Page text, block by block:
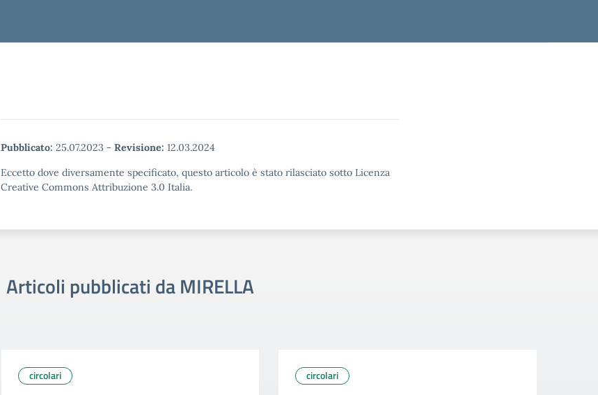
Pubblicato: 25.07.2023 - Revisione: 12.03.2024
Eccetto dove diversamente specificato, questo articolo è stato rilasciato sotto Licenza
Creative Commons Attribuzione 3.0 Italia.
Articoli pubblicati da MIRELLA
circolari circolari